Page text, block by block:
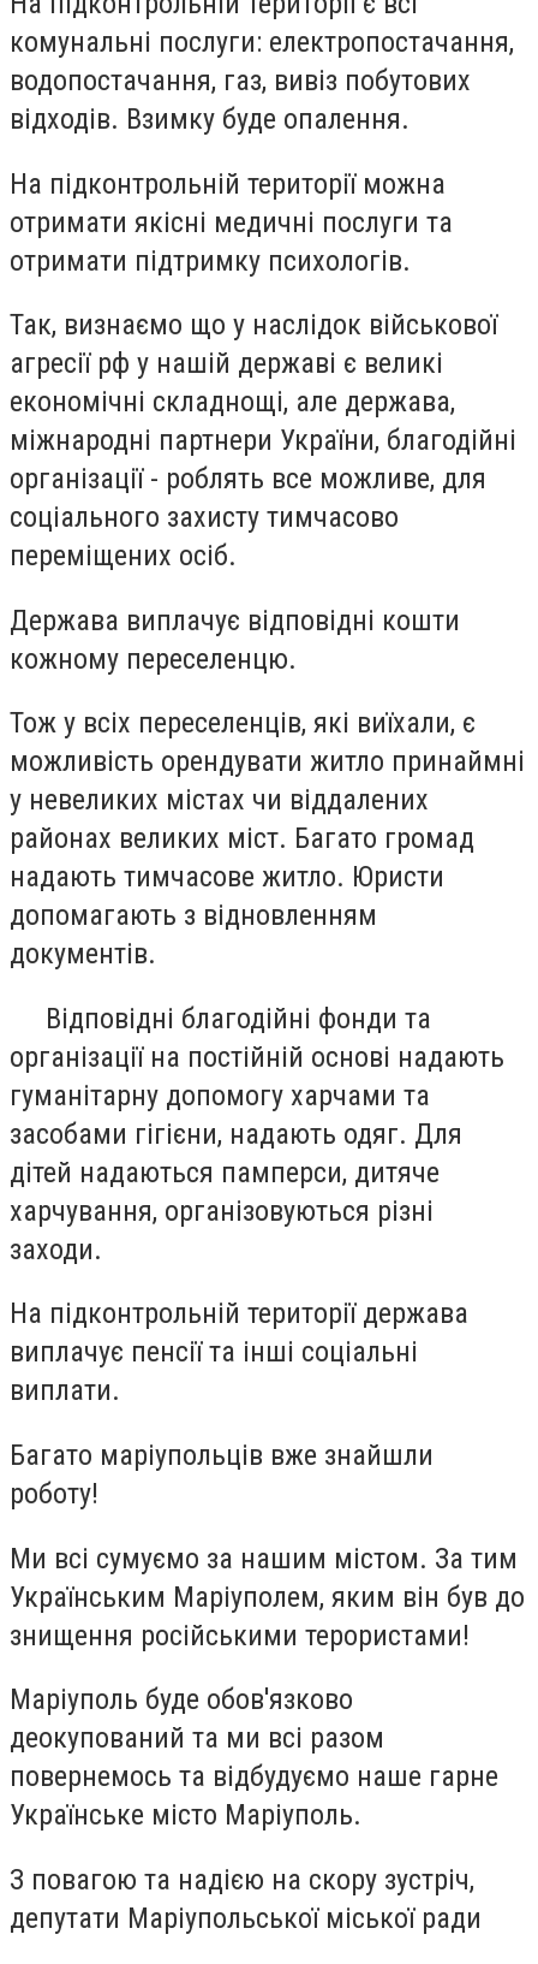
комунальні послуги: електропостачання,
водопостачання, газ, вивіз побутових
відходів. Взимку буде опалення.
На підконтрольній території можна
отримати якісні медичні послуги та
отримати підтримку психологів.
Так, визнаємо що у наслідок військової
агресії рф у нашій державі є великі
економічні складнощі, але держава,
міжнародні партнери України, благодійні
організації - роблять все можливе, для
соціального захисту тимчасово
переміщених осіб.
Держава виплачує відповідні кошти
кожному переселенцю.
Тож у всіх переселенців, які виїхали, є
можливість орендувати житло принаймні
у невеликих містах чи віддалених
районах великих міст. Багато громад
надають тимчасове житло. Юристи
допомагають з відновленням
документів.
Відповідні благодійні фонди та
організації на постійній основі надають
гуманітарну допомогу харчами та
засобами гігієни, надають одяг. Для
дітей надаються памперси, дитяче
харчування, організовуються різні
заходи.
На підконтрольній території держава
виплачує пенсії та інші соціальні
виплати.
Багато маріупольців вже знайшли
роботу!
Ми всі сумуємо за нашим містом. За тим
Українським Маріуполем, яким він був до
знищення російськими терористами!
Маріуполь буде обов'язково
деокупований та ми всі разом
повернемось та відбудуємо наше гарне
Українське місто Маріуполь.
З повагою та надією на скору зустріч,
депутати Маріупольської міської ради